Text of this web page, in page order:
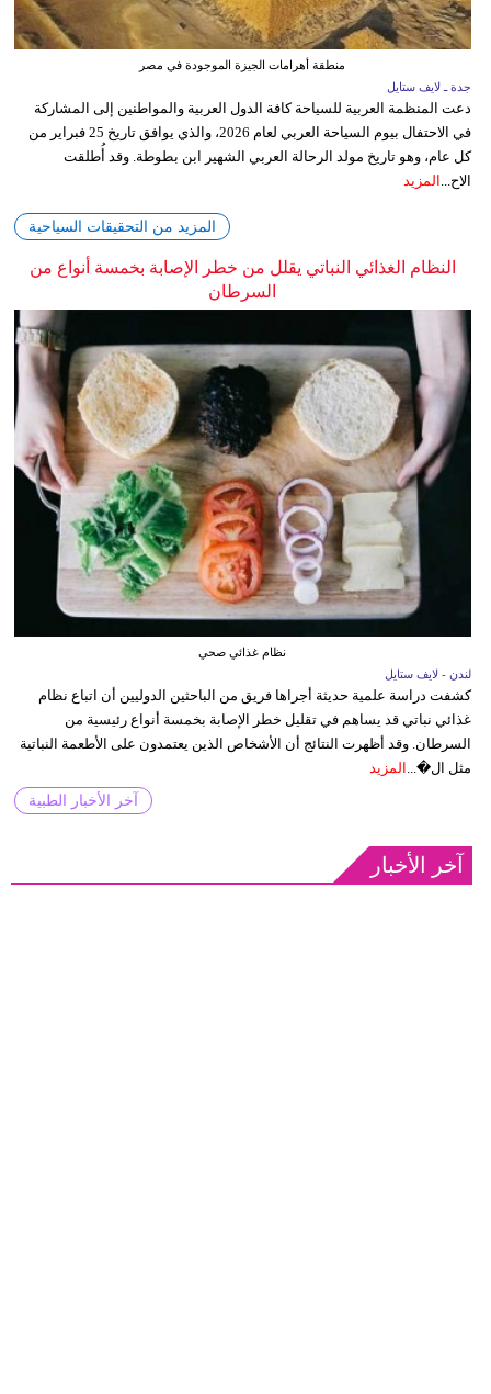
منطقة أهرامات الجيزة الموجودة في مصر
جدة ـ لايف ستايل
دعت المنظمة العربية للسياحة كافة الدول العربية والمواطنين إلى المشاركة
في الاحتفال بيوم السياحة العربي لعام 2026، والذي يوافق تاريخ 25 فبراير من
كل عام، وهو تاريخ مولد الرحالة العربي الشهير ابن بطوطة. وقد أُطلقت
الاح... المزيد
المزيد من التحقيقات السياحية
النظام الغذائي النباتي يقلل من خطر الإصابة بخمسة أنواع من
السرطان
نظام غذائي صحي
لندن - لايف ستايل
كشفت دراسة علمية حديثة أجراها فريق من الباحثين الدوليين أن اتباع نظام
غذائي نباتي قد يساهم في تقليل خطر الإصابة بخمسة أنواع رئيسية من
السرطان. وقد أظهرت النتائج أن الأشخاص الذين يعتمدون على الأطعمة النباتية
مثل ال�...
المزيد
آخر الأخبار الطبية
آخر الأخبار